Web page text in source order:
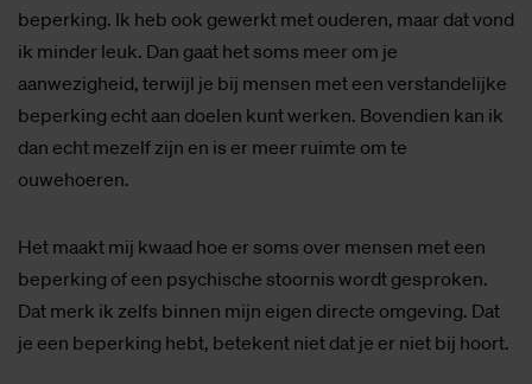
beperking. Ik heb ook gewerkt met ouderen, maar dat vond
ik minder leuk. Dan gaat het soms meer om je
aanwezigheid, terwijl je bij mensen met een verstandelijke
beperking echt aan doelen kunt werken. Bovendien kan ik
dan echt mezelf zijn en is er meer ruimte om te
ouwehoeren.
Het maakt mij kwaad hoe er soms over mensen met een
beperking of een psychische stoornis wordt gesproken.
Dat merk ik zelfs binnen mijn eigen directe omgeving. Dat
je een beperking hebt, betekent niet dat je er niet bij hoort.